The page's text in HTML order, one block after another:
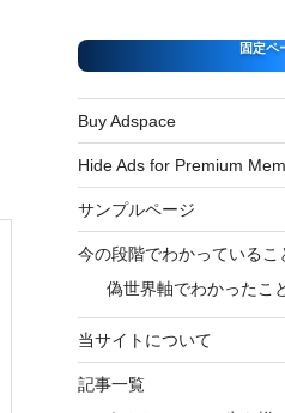
固定ペ
Buy Adspace
Hide Ads for Premium
サンプルページ
今の段階でわかっているこ
偽世界軸でわかったこ
当サイトについて
記事一覧